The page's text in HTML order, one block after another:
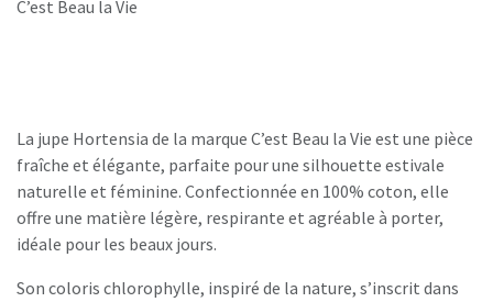
C’est Beau la Vie
La jupe Hortensia de la marque C’est Beau la Vie est une pièce
fraîche et élégante, parfaite pour une silhouette estivale
naturelle et féminine. Confectionnée en 100% coton, elle
offre une matière légère, respirante et agréable à porter,
idéale pour les beaux jours.
Son coloris chlorophylle, inspiré de la nature, s’inscrit dans